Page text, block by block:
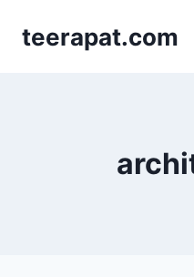
teerapat.com